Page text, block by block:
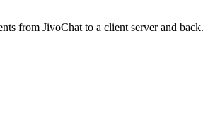
from JivoChat to a client server and back.